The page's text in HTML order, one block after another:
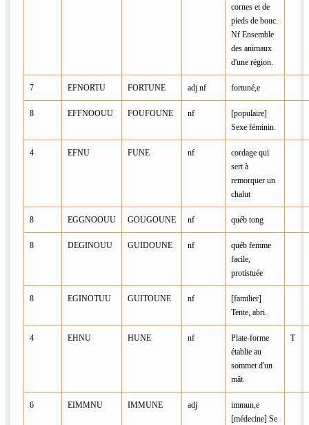
cornes et de
pieds de bouc.
Nf Ensemble
des animaux
d'une région.
7 EFNORTU FORTUNE adj nf fortuné,e
8 EFFNOOUU FOUFOUNE nf
[populaire]
Sexe féminin.
4 EFNU FUNE nf
cordage qui
sert à
remorquer un
chalut
8 EGGNOOUU GOUGOUNE nf québ tong
8 DEGINOUU GUIDOUNE nf
québ femme
facile,
protistuée
8 EGINOTUU GUITOUNE nf
[familier]
Tente, abri.
4 EHNU HUNE nf
Plate-forme
établie au
sommet d'un
mât.
T
6 EIMMNU IMMUNE adj
immun,e
[médecine] Se